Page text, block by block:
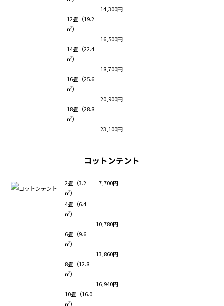
14,300円
12畳（19.2
㎡）
16,500円
14畳（22.4
㎡）
18,700円
16畳（25.6
㎡）
20,900円
18畳（28.8
㎡）
23,100円
コットンテント
2畳（3.2
㎡）
7,700円
4畳（6.4
㎡）
10,780円
6畳（9.6
㎡）
13,860円
8畳（12.8
㎡）
16,940円
10畳（16.0
㎡）